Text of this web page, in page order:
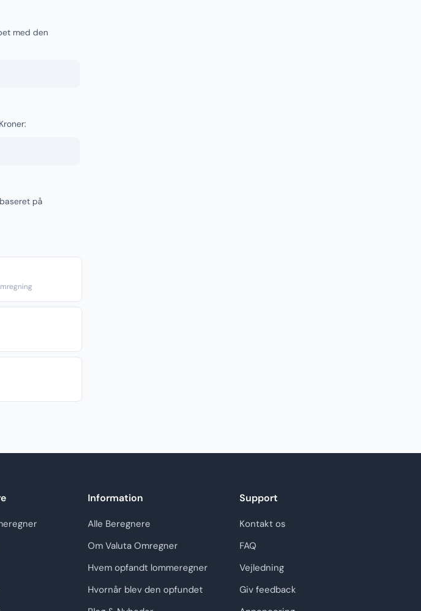
med den
på
Information
Alle Beregnere
Om Valuta Omregner
Hvem opfandt lommeregner
Hvornår blev den opfundet
Support
Kontakt os
FAQ
Vejledning
Giv feedback